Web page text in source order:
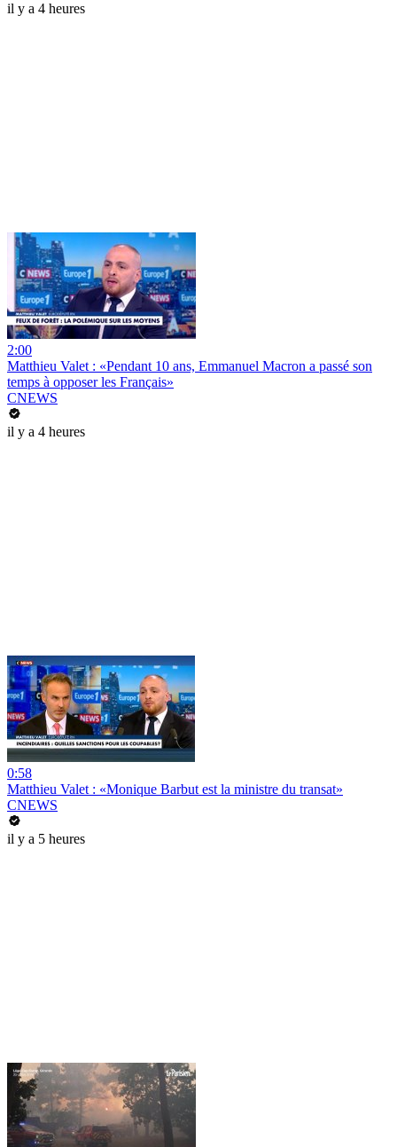
il y a 4 heures
2:00
Matthieu Valet : «Pendant 10 ans, Emmanuel Macron a passé son
temps à opposer les Français»
CNEWS
il y a 4 heures
0:58
Matthieu Valet : «Monique Barbut est la ministre du transat»
CNEWS
il y a 5 heures